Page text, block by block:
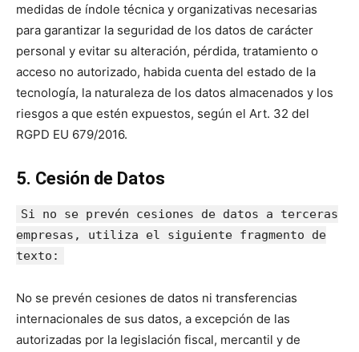
medidas de índole técnica y organizativas necesarias
para garantizar la seguridad de los datos de carácter
personal y evitar su alteración, pérdida, tratamiento o
acceso no autorizado, habida cuenta del estado de la
tecnología, la naturaleza de los datos almacenados y los
riesgos a que estén expuestos, según el Art. 32 del
RGPD EU 679/2016.
5. Cesión de Datos
Si no se prevén cesiones de datos a terceras
empresas, utiliza el siguiente fragmento de
texto:
No se prevén cesiones de datos ni transferencias
internacionales de sus datos, a excepción de las
autorizadas por la legislación fiscal, mercantil y de